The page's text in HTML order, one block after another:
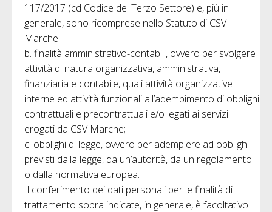
117/2017 (cd Codice del Terzo Settore) e, più in
generale, sono ricomprese nello Statuto di CSV
Marche.
b. finalità amministrativo-contabili, ovvero per svolgere
attività di natura organizzativa, amministrativa,
finanziaria e contabile, quali attività organizzative
interne ed attività funzionali all’adempimento di obblighi
contrattuali e precontrattuali e/o legati ai servizi
erogati da CSV Marche;
c. obblighi di legge, ovvero per adempiere ad obblighi
previsti dalla legge, da un’autorità, da un regolamento
o dalla normativa europea.
Il conferimento dei dati personali per le finalità di
trattamento sopra indicate, in generale, è facoltativo